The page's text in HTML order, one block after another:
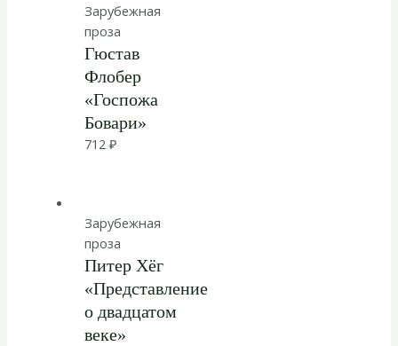
Зарубежная
проза
Гюстав
Флобер
«Госпожа
Бовари»
712₽
Зарубежная
проза
Питер Хёг
«Представление
о двадцатом
веке»